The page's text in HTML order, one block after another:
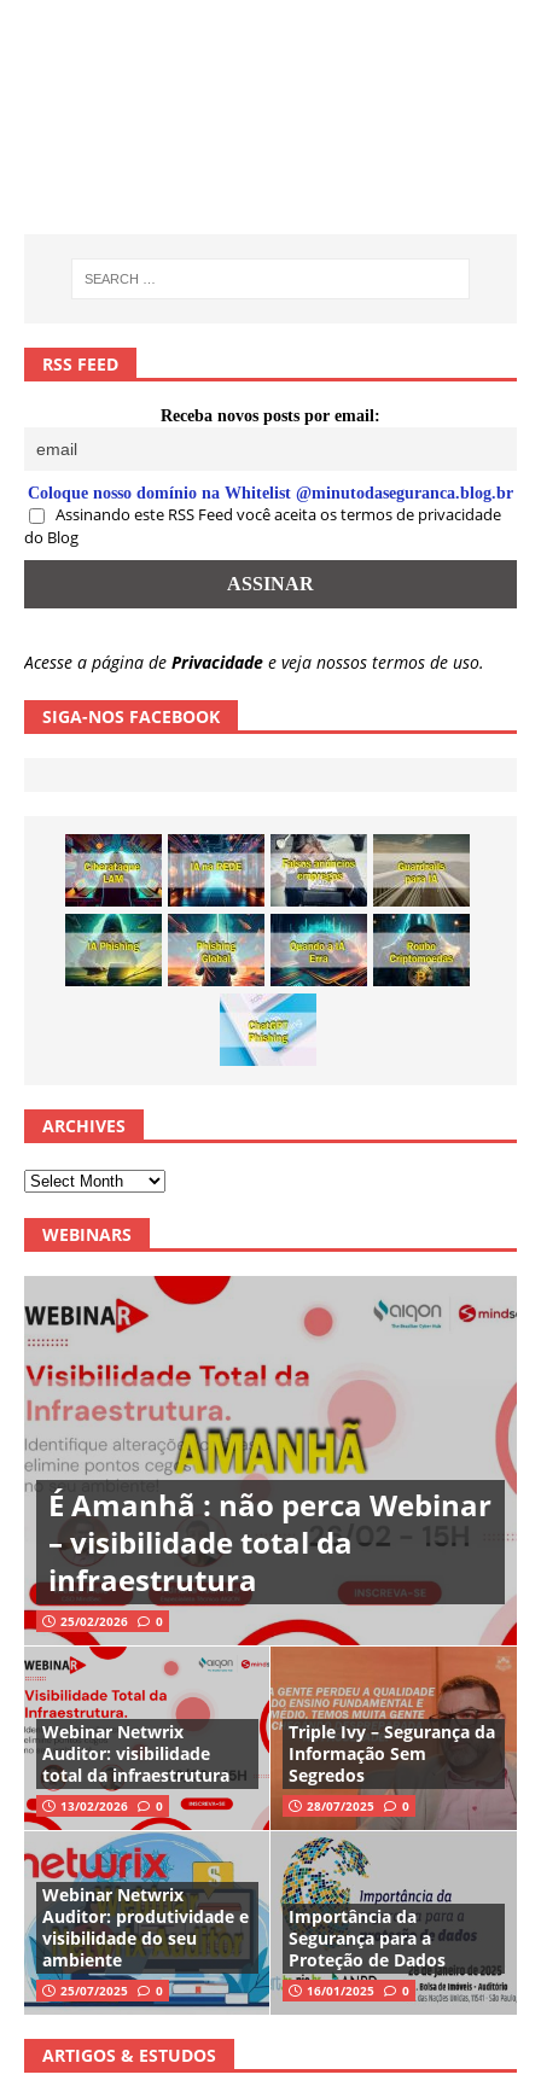
RSS FEED
Receba novos posts por email:
Coloque nosso domínio na Whitelist @minutodaseguranca.blog.br
Assinando este RSS Feed você aceita os termos de privacidade
do Blog
Acesse a página de Privacidade e veja nossos termos de uso.
SIGA-NOS FACEBOOK
ARCHIVES
WEBINARS
É Amanhã : não perca Webinar
– visibilidade total da
infraestrutura
25/02/2026 0
Webinar Netwrix
Auditor: visibilidade
total da infraestrutura
13/02/2026 0
Triple Ivy – Segurança da
Informação Sem
Segredos
28/07/2025 0
Webinar Netwrix
Auditor: produtividade e
visibilidade do seu
ambiente
25/07/2025 0
Importância da
Segurança para a
Proteção de Dados
16/01/2025 0
ARTIGOS & ESTUDOS